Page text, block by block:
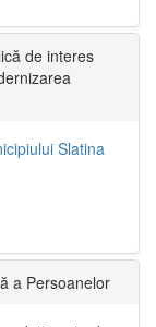
de interes
Slatina
a Persoanelor